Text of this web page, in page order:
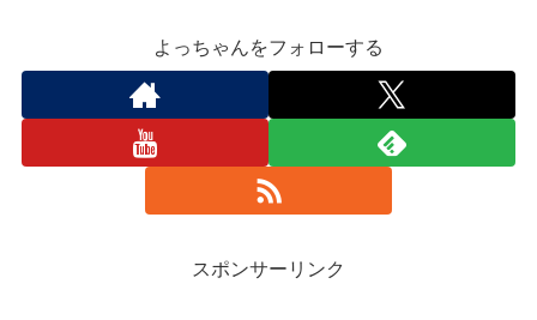
よっちゃんをフォローする
スポンサーリンク